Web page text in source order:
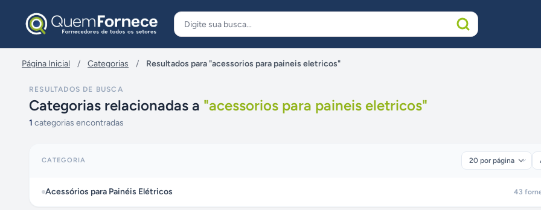
Página Inicial / Categorias / Resultados para "acessorios para paineis eletricos"
RESULTADOS DE BUSCA
Categorias relacionadas a "acessorios para paineis eletricos"
1 categorias encontradas
CATEGORIA
Acessórios para Painéis Elétricos 43